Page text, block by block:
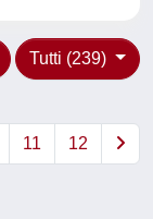
Tutti (239)
11 12